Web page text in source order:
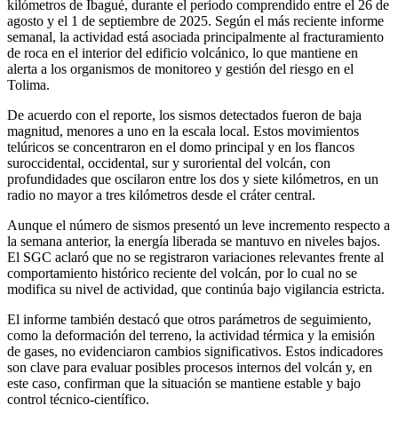
kilómetros de Ibagué, durante el periodo comprendido entre el 26 de
agosto y el 1 de septiembre de 2025. Según el más reciente informe
semanal, la actividad está asociada principalmente al fracturamiento
de roca en el interior del edificio volcánico, lo que mantiene en
alerta a los organismos de monitoreo y gestión del riesgo en el
Tolima.
De acuerdo con el reporte, los sismos detectados fueron de baja
magnitud, menores a uno en la escala local. Estos movimientos
telúricos se concentraron en el domo principal y en los flancos
suroccidental, occidental, sur y suroriental del volcán, con
profundidades que oscilaron entre los dos y siete kilómetros, en un
radio no mayor a tres kilómetros desde el cráter central.
Aunque el número de sismos presentó un leve incremento respecto a
la semana anterior, la energía liberada se mantuvo en niveles bajos.
El SGC aclaró que no se registraron variaciones relevantes frente al
comportamiento histórico reciente del volcán, por lo cual no se
modifica su nivel de actividad, que continúa bajo vigilancia estricta.
El informe también destacó que otros parámetros de seguimiento,
como la deformación del terreno, la actividad térmica y la emisión
de gases, no evidenciaron cambios significativos. Estos indicadores
son clave para evaluar posibles procesos internos del volcán y, en
este caso, confirman que la situación se mantiene estable y bajo
control técnico-científico.